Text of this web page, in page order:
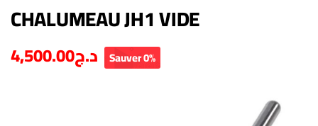
CHALUMEAU JH1 VIDE
د.ج4,500.00 Sauver 0%